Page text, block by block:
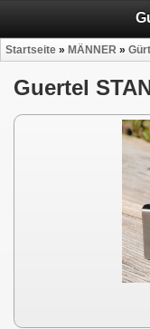
Startseite » MÄNNER »
Guertel